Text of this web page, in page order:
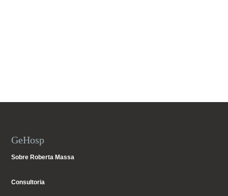
GeHosp
Sobre Roberta Massa
Consultoria